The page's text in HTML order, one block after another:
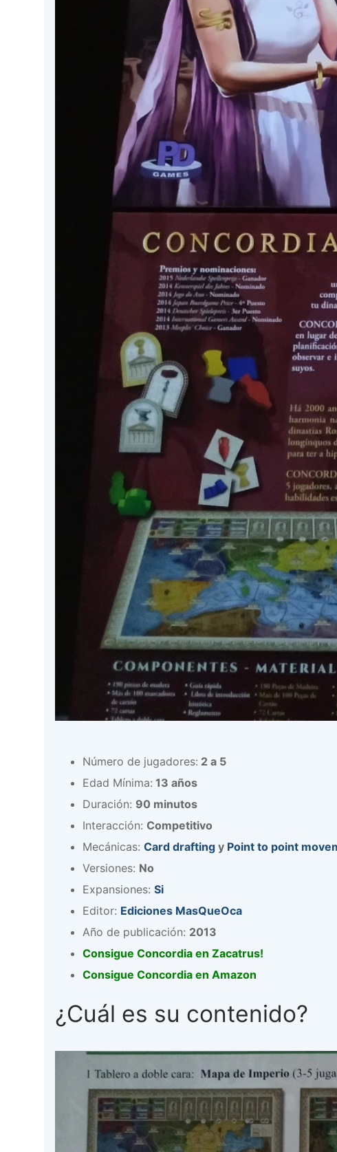
Número de jugadores: 2 a 5
Edad Mínima: 13 años
Duración: 90 minutos
Interacción: Competitivo
Mecánicas: Card drafting y Point to point
Versiones: No
Expansiones: Si
Editor: Ediciones MasQueOca
Año de publicación: 2013
Consigue Concordia en Zacatrus!
Consigue Concordia en Amazon
¿Cuál es su contenido?